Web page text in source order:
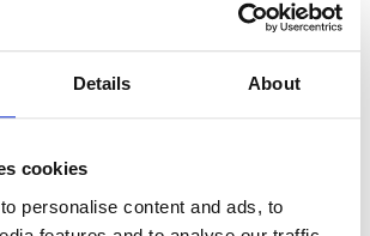
Details About
cookies
personalise content and ads, to
wie gesagt, die
von ihr ausgehen, also etwa,
und Passanten
Außerdem sollte sie